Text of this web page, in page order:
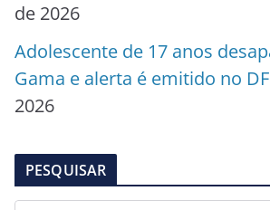
de 2026
Adolescente de 17 anos
Gama e alerta é emitido no DF
2026
PESQUISAR